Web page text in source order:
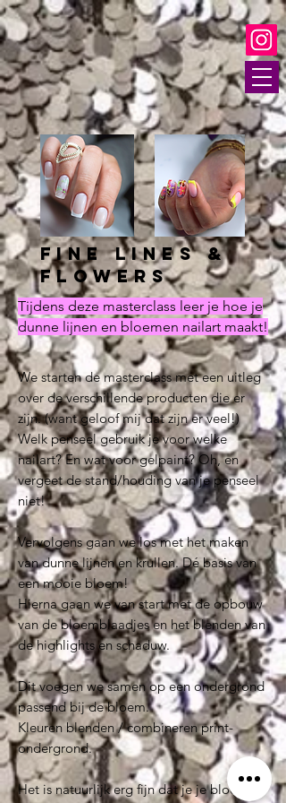
Fine lines &
flowers
Tijdens deze masterclass leer je hoe je
dunne lijnen en bloemen nailart maakt!
We starten de masterclass met een uitleg
over de verschillende producten die er
zijn. (want geloof mij dat zijn er veel!)
Welk penseel gebruik je voor welke
nailart? En wat voor gelpaint? Oh, en
vergeet de stand/houding van je penseel
niet!
Vervolgens gaan we los met het maken
van dunne lijnen en krullen. Dé basis van
een mooie bloem!
Hierna gaan we van start met de opbouw
van de bloemblaadjes en het blenden van
de highlights en schaduw.
Dit voegen we samen op een ondergrond
passend bij de bloem.
Kleuren blenden / combineren print-
ondergrond.
Het is natuurlijk erg fijn dat je je bloemen